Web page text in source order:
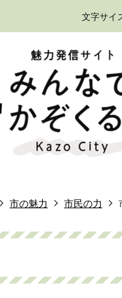
文字サイ
市の魅力 市民の力